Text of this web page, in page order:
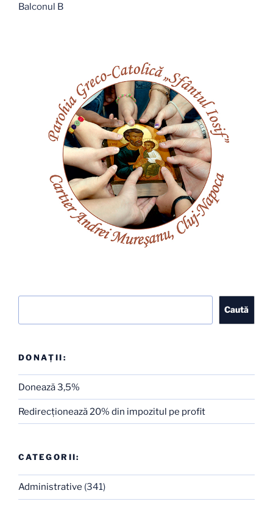
Balconul B
Caută
DONAȚII:
Donează 3,5%
Redirecţionează 20% din impozitul pe profit
CATEGORII:
Administrative (341)